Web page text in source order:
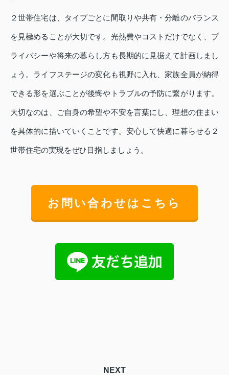
２世帯住宅は、タイプごとに間取りや共有・分離のバランス
を見極めることが大切です。光熱費やコストだけでなく、プ
ライバシーや将来の暮らし方も長期的に見据えて計画しまし
ょう。ライフステージの変化も視野に入れ、家族全員が納得
できる形を選ぶことが後悔やトラブルの予防に繋がります。
大切なのは、ご自身の希望や不安を言葉にし、理想の住まい
を具体的に描いていくことです。安心して快適に暮らせる２
世帯住宅の実現をぜひ目指しましょう。
お問い合わせはこちら
NEXT